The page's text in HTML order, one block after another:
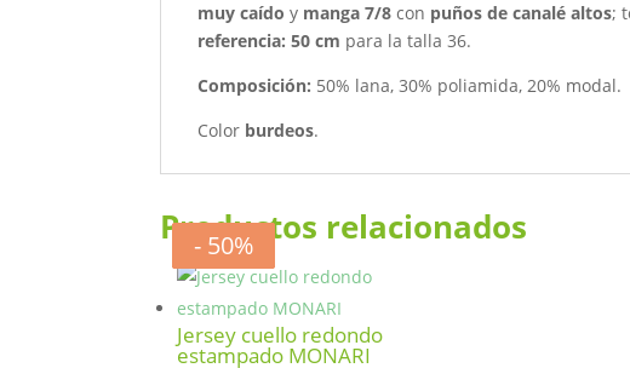
muy caído y manga 7/8 con puños de canalé altos;
referencia: 50 cm para la talla 36.
Composición: 50% lana, 30% poliamida, 20% modal.
Color burdeos.
Productos relacionados
- 20%
Jersey cuello redondo
estampado MONARI
- 20%
- 20%
- 50%